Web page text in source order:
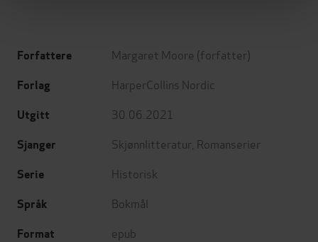
Forfattere Margaret Moore (forfatter)
Forlag HarperCollins Nordic
Utgitt 30.06.2021
Sjanger Skjønnlitteratur Romanserier
Serie Historisk
Språk Bokmål
Format epub